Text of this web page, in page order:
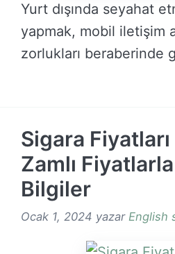
Yurt dışında seyahat
yapmak, mobil iletişim
zorlukları beraberinde
Sigara
Zamlı
Bilgiler
Ocak 1, 2024 yazar English